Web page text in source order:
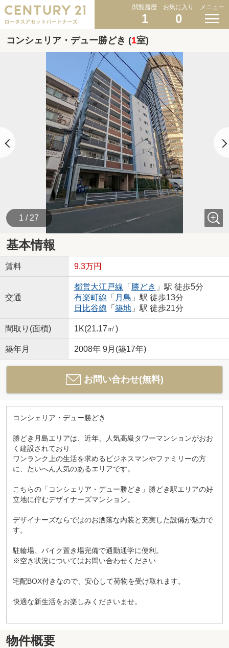
閲覧履歴
1
お気に入り
0
メニュー
コンシェリア・デュー勝どき (1室)
1 / 27
基本情報
賃料 9.3万円
交通
都営大江戸線 「 勝どき 」駅 徒歩5分
有楽町線 「 月島 」駅 徒歩13分
日比谷線 「 築地」駅 徒歩21分
間取り(面積) 1K(21.17㎡)
築年月 2008年 9月(築17年)
お問い合わせ(無料)
コンシェリア・デュー勝どき
勝どき月島エリアは、近年、人気高級タワーマンションがおお
く建設されており
ワンランク上の生活を求めるビジネスマンやファミリーの方
に、たいへん人気のあるエリアです。
こちらの「コンシェリア・デュー勝どき」勝どき駅エリアの好
立地に佇むデザイナーズマンション。
デザイナーズならではのお洒落な内装と充実した設備が魅力で
す。
駐輪場、バイク置き場完備で通勤通学に便利。
※空き状況についてはお問い合わせください
宅配BOX付きなので、安心して荷物を受け取れます。
快適な新生活をお楽しみくださいませ。
物件概要